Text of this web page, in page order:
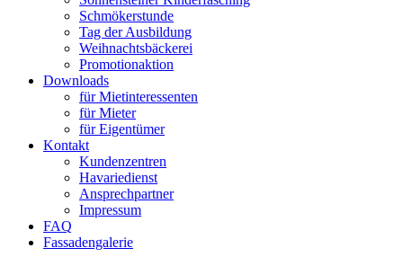
Schmökerstunde
Tag der Ausbildung
Weihnachtsbäckerei
Promotionaktion
Downloads
für Mietinteressenten
für Mieter
für Eigentümer
Kontakt
Kundenzentren
Havariedienst
Ansprechpartner
Impressum
FAQ
Fassadengalerie